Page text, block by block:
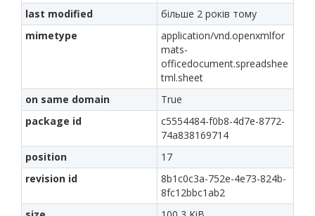
last modified
більше 2 років тому
mimetype
application/vnd.openxmlfor
mats-
officedocument.spreadshee
tml.sheet
on same domain
True
package id
c5554484-f0b8-4d7e-8772-
74a838169714
position
17
revision id
8b1c0c3a-752e-4e73-824b-
8fc12bbc1ab2